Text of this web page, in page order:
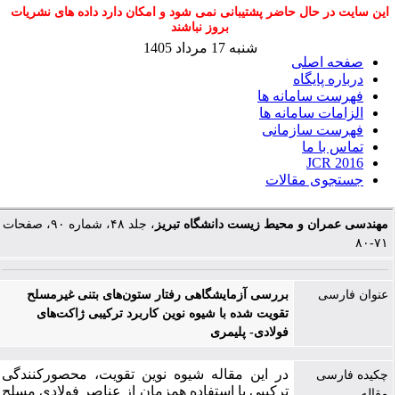
این سایت در حال حاضر پشتیبانی نمی شود و امکان دارد داده های نشریات
بروز نباشند
صفحه اصلی
درباره پایگاه
فهرست سامانه ها
الزامات سامانه ها
فهرست سازمانی
تماس با ما
JCR 2016
جستجوی مقالات
شنبه 17 مرداد 1405
مهندسی عمران و محیط زیست دانشگاه تبریز
، جلد ۴۸، شماره ۹۰، صفحات
۷۱-۸۰
عنوان فارسی
بررسی آزمایشگاهی رفتار ستون‌های بتنی غیرمسلح
تقویت شده با شیوه نوین کاربرد ترکیبی ژاکت‌های
فولادی- پلیمری
چکیده فارسی
در این مقاله شیوه نوین تقویت، محصورکنندگی
ترکیبی با استفاده هم­زمان از عناصر فولادی مسلح